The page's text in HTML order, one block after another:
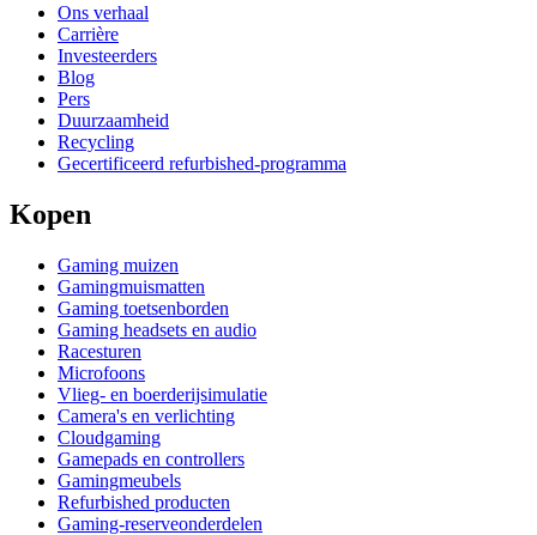
Ons verhaal
Carrière
Investeerders
Blog
Pers
Duurzaamheid
Recycling
Gecertificeerd refurbished-programma
Kopen
Gaming muizen
Gamingmuismatten
Gaming toetsenborden
Gaming headsets en audio
Racesturen
Microfoons
Vlieg- en boerderijsimulatie
Camera's en verlichting
Cloudgaming
Gamepads en controllers
Gamingmeubels
Refurbished producten
Gaming-reserveonderdelen